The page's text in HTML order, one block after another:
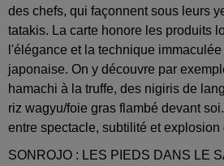
des chefs, qui façonnent sous leurs
tatakis. La carte honore les produits
l'élégance et la technique
japonaise. On y découvre par
hamachi à la truffe, des nigiris de
riz wagyu/foie gras flambé devant
entre spectacle, subtilité et explosion
SONROJO : LES PIEDS DANS LE